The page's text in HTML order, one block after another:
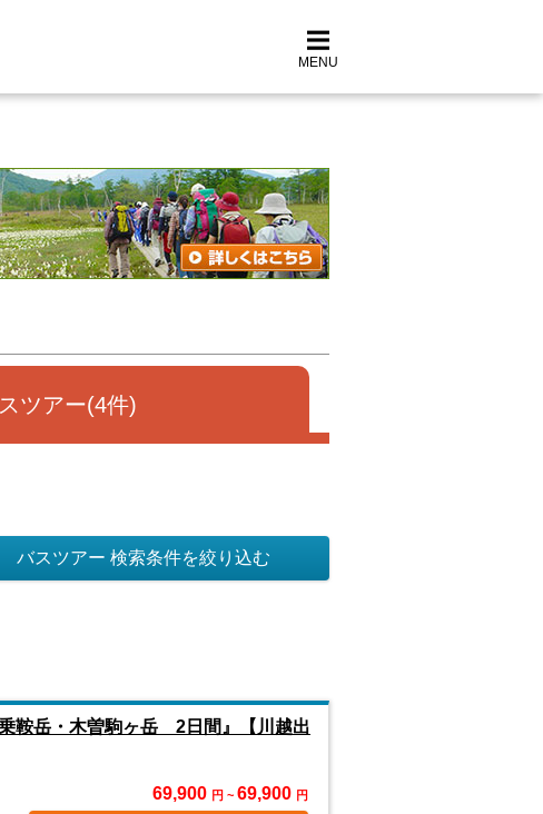
MENU
ツアー(4件)
バスツアー 検索条件を絞り込む
鞍岳・木曽駒ヶ岳 2日間』【川越出
69,900 円 ~ 69,900 円